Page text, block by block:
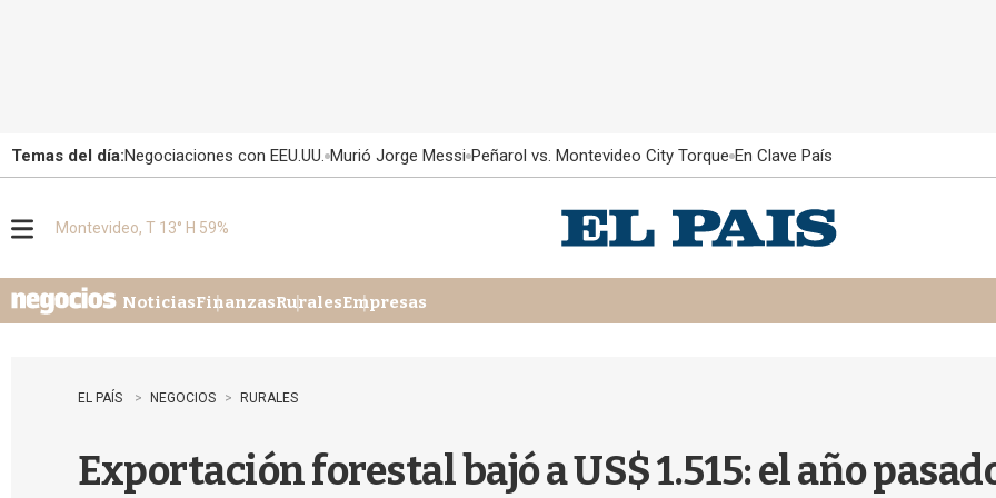
Temas del día:Negociaciones con EEU.UU. Murió Jorge Messi Peñarol vs. Montevideo City Torque En Clave País
u
Montevideo, T 13° H 59%
NoticiasFinanzasRuralesEmpresas
EL PAÍS NEGOCIOS RURALES
Exportación forestal bajó a US$ 1.515: el año